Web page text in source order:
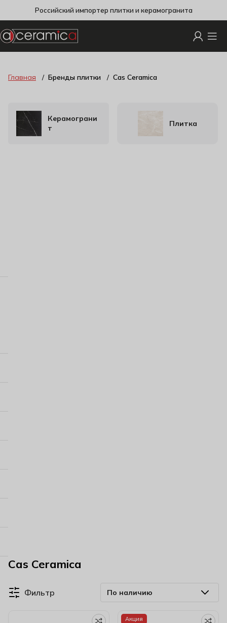
Российский импортер плитки и керамогранита
Главная Бренды плитки Cas Ceramica
Керамограни
т
Плитка
Cas Ceramica
Фильтр
Акция